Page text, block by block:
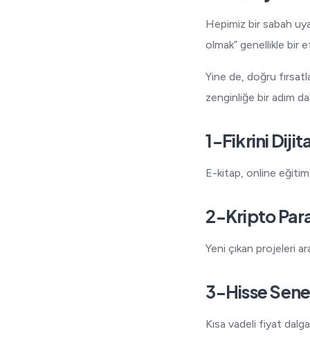
Hepimiz bir sabah
olmak” genellikle bir
Yine de, doğru
zenginliğe bir adım
1-Fikrini
E-kitap, online
2-Kripto
Yeni çıkan projeleri
3-Hisse
Kısa vadeli fiyat